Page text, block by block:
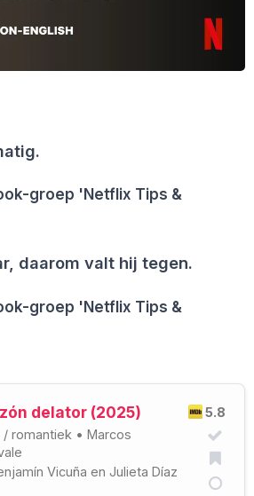
groep 'Netflix Tips &
daarom valt hij tegen.
groep 'Netflix Tips &
5.8
delator (2025)
/ romantiek • Marcos
Vicuña en Julieta Díaz